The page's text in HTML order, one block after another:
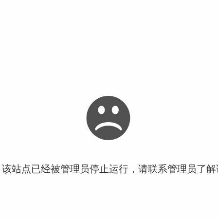
站点已经被管理员停止运行，请联系管理员了